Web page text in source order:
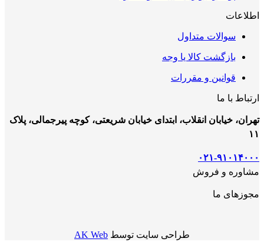
اطلاعات
سوالات متداول
بازگشت کالا یا وجه
قوانین و مقررات
ارتباط با ما
تهران، خیابان انقلاب، ابتدای خیابان شریعتی، کوچه پیرجمالی، پلاک
۱۱
۰۲۱-۹۱۰۱۴۰۰۰
مشاوره و فروش
مجوزهای ما
طراحی سایت توسط AK Web